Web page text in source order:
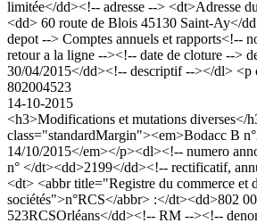
limitée</dd><!-- adresse --> <dt>Adresse
<dd> 60 route de Blois 45130 Saint-Ay</
depot --> Comptes annuels et rapports<!--
retour a la ligne --><!-- date de cloture -->
30/04/2015</dd><!-- descriptif --></dl>
802004523
14-10-2015
<h3>Modifications et mutations diverses</
class="standardMargin"><em>Bodacc B
14/10/2015</em></p><dl><!-- numero
n° </dt><dd>2199</dd><!-- rectificatif,
<dt> <abbr title="Registre du commerce et
sociétés">n°RCS</abbr> :</dt><dd>802
523RCSOrléans</dd><!-- RM --><!--